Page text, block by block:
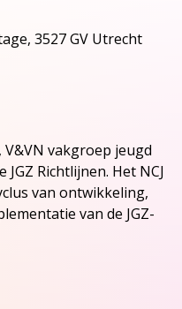
3527 GV Utrecht
vakgroep jeugd
Richtlijnen. Het NCJ
van ontwikkeling,
van de JGZ-